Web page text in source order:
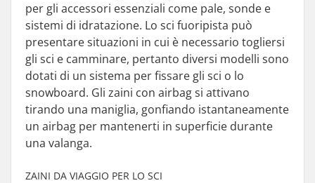
per gli accessori essenziali come pale, sonde e
sistemi di idratazione. Lo sci fuoripista può
presentare situazioni in cui è necessario togliersi
gli sci e camminare, pertanto diversi modelli sono
dotati di un sistema per fissare gli sci o lo
snowboard. Gli zaini con airbag si attivano
tirando una maniglia, gonfiando istantaneamente
un airbag per mantenerti in superficie durante
una valanga.
ZAINI DA VIAGGIO PER LO SCI